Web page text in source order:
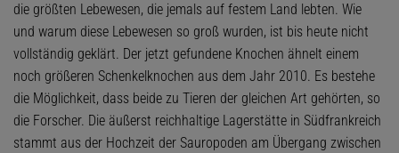
die größten Lebewesen, die jemals auf festem Land lebten. Wie
und warum diese Lebewesen so groß wurden, ist bis heute nicht
vollständig geklärt. Der jetzt gefundene Knochen ähnelt einem
noch größeren Schenkelknochen aus dem Jahr 2010. Es bestehe
die Möglichkeit, dass beide zu Tieren der gleichen Art gehörten, so
die Forscher. Die äußerst reichhaltige Lagerstätte in Südfrankreich
stammt aus der Hochzeit der Sauropoden am Übergang zwischen